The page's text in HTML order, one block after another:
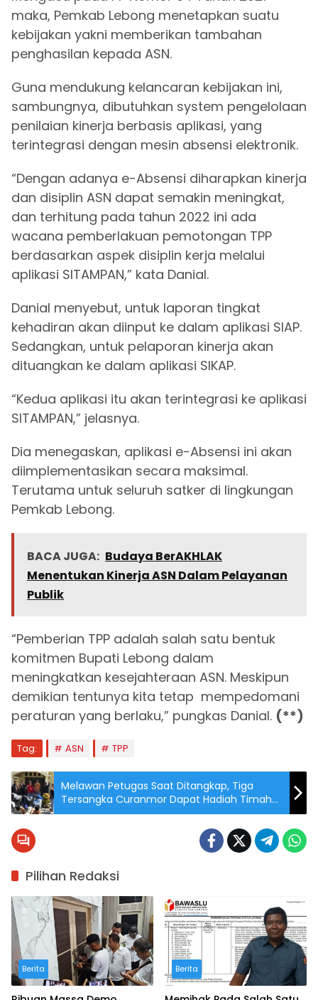
maka, Pemkab Lebong menetapkan suatu
kebijakan yakni memberikan tambahan
penghasilan kepada ASN.
Guna mendukung kelancaran kebijakan ini,
sambungnya, dibutuhkan system pengelolaan
penilaian kinerja berbasis aplikasi, yang
terintegrasi dengan mesin absensi elektronik.
“Dengan adanya e-Absensi diharapkan kinerja
dan disiplin ASN dapat semakin meningkat,
dan terhitung pada tahun 2022 ini ada
wacana pemberlakuan pemotongan TPP
berdasarkan aspek disiplin kerja melalui
aplikasi SITAMPAN,” kata Danial.
Danial menyebut, untuk laporan tingkat
kehadiran akan diinput ke dalam aplikasi SIAP.
Sedangkan, untuk pelaporan kinerja akan
dituangkan ke dalam aplikasi SIKAP.
“Kedua aplikasi itu akan terintegrasi ke aplikasi
SITAMPAN,” jelasnya.
Dia menegaskan, aplikasi e-Absensi ini akan
diimplementasikan secara maksimal.
Terutama untuk seluruh satker di lingkungan
Pemkab Lebong.
BACA JUGA: Budaya BerAKHLAK
Menentukan Kinerja ASN Dalam Pelayanan
Publik
“Pemberian TPP adalah salah satu bentuk
komitmen Bupati Lebong dalam
meningkatkan kesejahteraan ASN. Meskipun
demikian tentunya kita tetap mempedomani
peraturan yang berlaku,” pungkas Danial. (**)
Tag: ASN TPP
Melawan Petugas Saat Ditangkap, Tiga
Tersangka Curanmor Dapat Hadiah Timah
Panas
Pilihan Redaksi
Berita Berita